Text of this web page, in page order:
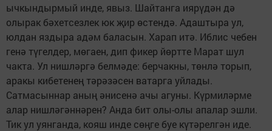
ычкындырмый инде, явыз. Шайтанга иярүдән дә
олырак бәхетсезлек юк җир өстендә. Адаштыра ул,
юлдан яздыра адәм баласын. Харап итә. Иблис чебен
генә түгелдер, мөгаен, дип фикер йөртте Марат шул
чакта. Ул нишләргә белмәде: берчакны, төнлә торып,
аракы кибетенең тәрәзәсен ватарга уйлады.
Сатмасыннар аның әнисенә ачы агуны. Күрмиләрме
алар нишләгәннәрен? Анда бит олы-олы апалар эшли.
Тик ул уянганда, кояш инде сөңге буе күтәрелгән иде.